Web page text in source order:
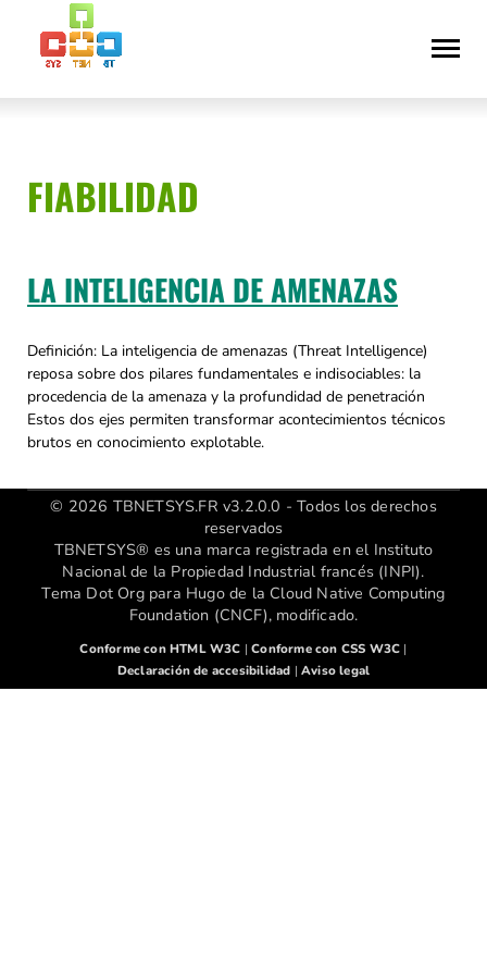
Saltar
contenido
Declaración
de
accesibilidad
FIABILIDAD
LA INTELIGENCIA DE AMENAZAS
Definición: La inteligencia de amenazas (Threat Intelligence)
reposa sobre dos pilares fundamentales e indisociables: la
procedencia de la amenaza y la profundidad de penetración
Estos dos ejes permiten transformar acontecimientos técnicos
brutos en conocimiento explotable.
© 2026 TBNETSYS.FR v3.2.0.0 - Todos los derechos
reservados
TBNETSYS® es una marca registrada en el Instituto
Nacional de la Propiedad Industrial francés (INPI).
Tema Dot Org para Hugo de la Cloud Native Computing
Foundation (CNCF), modificado.
Conforme con HTML W3C |Conforme con CSS W3C |
Declaración de accesibilidad | Aviso legal